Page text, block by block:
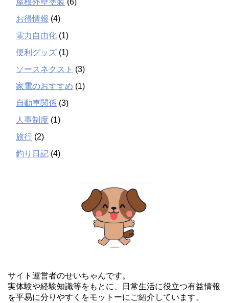
屋根外壁塗装 (6)
お得情報 (4)
電力自由化 (1)
便利グッズ (1)
ソースネクスト (3)
家電のおすすめ (1)
自動車関係 (3)
人事制度 (1)
旅行 (2)
釣り日記 (4)
サイト運営者のせいちゃんです。
実体験や経験知識等をもとに、日常生活に役立つ有益情報
を平易に分りやすくをモットーにご紹介しています。